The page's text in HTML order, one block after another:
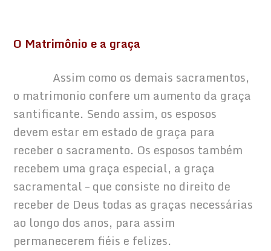
O Matrimônio e a graça
Assim como os demais sacramentos,
o matrimonio confere um aumento da graça
santificante. Sendo assim, os esposos
devem estar em estado de graça para
receber o sacramento. Os esposos também
recebem uma graça especial, a graça
sacramental – que consiste no direito de
receber de Deus todas as graças necessárias
ao longo dos anos, para assim
permanecerem fiéis e felizes.